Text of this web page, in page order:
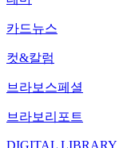
카드뉴스
컷&칼럼
브라보스페셜
브라보리포트